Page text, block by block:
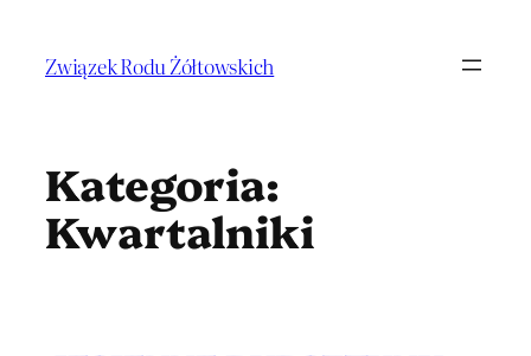
treściZwiązek Rodu Żółtowskich
Kategoria:
Kwartalniki